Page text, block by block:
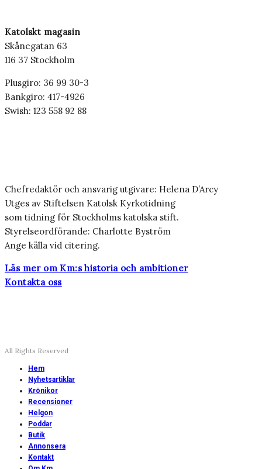
Katolskt magasin
Skånegatan 63
116 37 Stockholm
Plusgiro: 36 99 30-3
Bankgiro: 417-4926
Swish: 123 558 92 88
Chefredaktör och ansvarig utgivare: Helena D’Arcy
Utges av Stiftelsen Katolsk Kyrkotidning
som tidning för Stockholms katolska stift.
Styrelseordförande: Charlotte Byström
Ange källa vid citering.
Läs mer om Km:s historia och ambitioner
Kontakta oss
All Rights Reserved
Hem
Nyhetsartiklar
Krönikor
Recensioner
Helgon
Poddar
Butik
Annonsera
Kontakt